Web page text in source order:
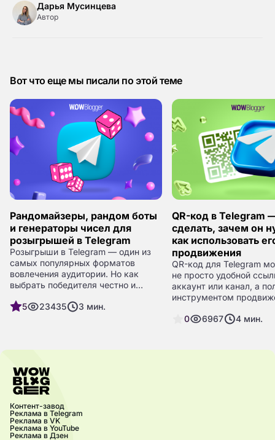
Дарья Мусинцева
Автор
Вот что еще мы писали по этой теме
Рандомайзеры, рандом боты
и генераторы чисел для
розыгрышей в Telegram
Розыгрыши в Telegram — один из
самых популярных форматов
вовлечения аудитории. Но как
выбрать победителя честно и
вызывает доверия, а значит, на
всегда) без накруток.
5 23435 3 мин.
QR-код в Telegram
сделать, зачем он
как использовать
продвижения
QR-код для Telegram
не просто удобной
аккаунт или канал, а
инструментом
эксперт или блогер,
сгенерировать QR-код,
0 6967 4 мин.
Контент-завод
Реклама в Telegram
Реклама в VK
Реклама в YouTube
Реклама в Дзен